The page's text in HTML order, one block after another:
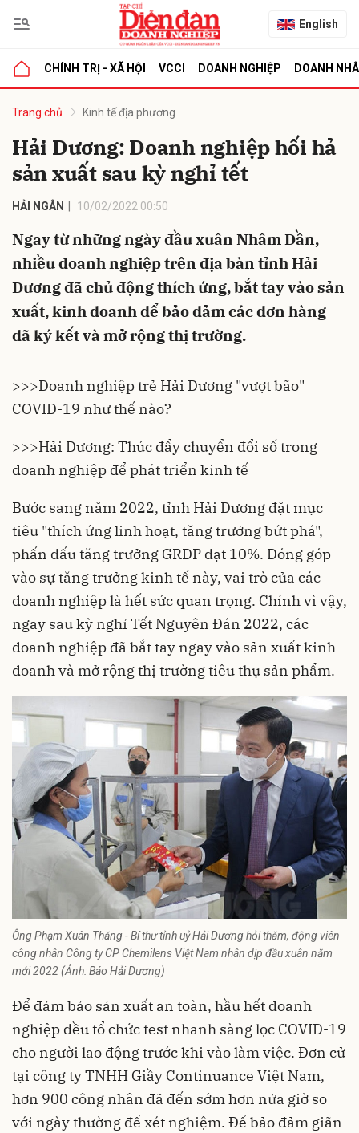
English
CHÍNH TRỊ - XÃ HỘI VCCI DOANH NGHIỆP DOANH
Trang chủ Kinh tế địa phương
Hải Dương: Doanh nghiệp hối hả
sản xuất sau kỳ nghỉ tết
HẢI NGÂN 10/02/2022 00:50
Ngay từ những ngày đầu xuân Nhâm Dần,
nhiều doanh nghiệp trên địa bàn tỉnh Hải
Dương đã chủ động thích ứng, bắt tay vào sản
xuất, kinh doanh để bảo đảm các đơn hàng
đã ký kết và mở rộng thị trường.
>>>Doanh nghiệp trẻ Hải Dương "vượt bão"
COVID-19 như thế nào?
>>>Hải Dương: Thúc đẩy chuyển đổi số trong
doanh nghiệp để phát triển kinh tế
Bước sang năm 2022, tỉnh Hải Dương đặt mục
tiêu "thích ứng linh hoạt, tăng trưởng bứt phá",
phấn đấu tăng trưởng GRDP đạt 10%. Đóng góp
vào sự tăng trưởng kinh tế này, vai trò của các
doanh nghiệp là hết sức quan trọng. Chính vì vậy,
ngay sau kỳ nghỉ Tết Nguyên Đán 2022, các
doanh nghiệp đã bắt tay ngay vào sản xuất kinh
doanh và mở rộng thị trường tiêu thụ sản phẩm.
Ông Phạm Xuân Thăng - Bí thư tỉnh uỷ Hải Dương hỏi thăm, động viên
công nhân Công ty CP Chemilens Việt Nam nhân dịp đầu xuân năm
mới 2022 (Ảnh: Báo Hải Dương)
Để đảm bảo sản xuất an toàn, hầu hết doanh
nghiệp đều tổ chức test nhanh sàng lọc COVID-19
cho người lao động trước khi vào làm việc. Đơn cử
tại công ty TNHH Giầy Continuance Việt Nam,
hơn 900 công nhân đã đến sớm hơn nửa giờ so
với ngày thường để xét nghiệm. Để bảo đảm giãn
luận
Hủy